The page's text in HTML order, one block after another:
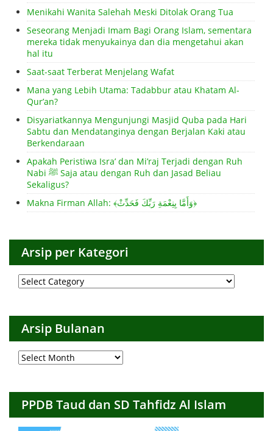
Menikahi Wanita Salehah Meski Ditolak Orang Tua
Seseorang Menjadi Imam Bagi Orang Islam, sementara
mereka tidak menyukainya dan dia mengetahui akan
hal itu
Saat-saat Terberat Menjelang Wafat
Mana yang Lebih Utama: Tadabbur atau Khatam Al-
Qur’an?
Disyariatkannya Mengunjungi Masjid Quba pada Hari
Sabtu dan Mendatanginya dengan Berjalan Kaki atau
Berkendaraan
Apakah Peristiwa Isra’ dan Mi’raj Terjadi dengan Ruh
Nabi ﷺ Saja atau dengan Ruh dan Jasad Beliau
Sekaligus?
Makna Firman Allah: ﴾وَأَمَّا بِنِعْمَةِ رَبِّكَ فَحَدِّثْ﴿
Arsip per Kategori
Arsip
per
Arsip Bulanan
Arsip
Bulanan
PPDB Taud dan SD Tahfidz Al Islam